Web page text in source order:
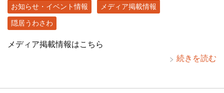
お知らせ・イベント情報 メディア掲載情報
隠居うわさわ
メディア掲載情報はこちら
続きを読む